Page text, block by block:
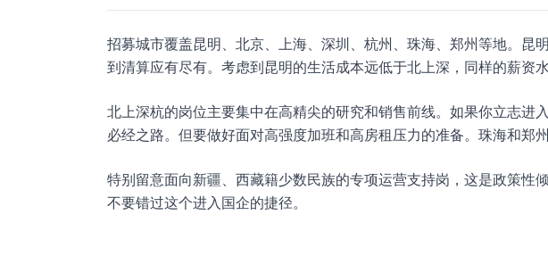
招募城市覆盖昆明、北京、上海、深圳、杭州、珠海、郑州等地。昆
到清算应有尽有。考虑到昆明的生活成本远低于北上深，同样的薪资
北上深杭的岗位主要集中在高精尖的研究和销售前线。如果你立志进
必经之路。但要做好面对高强度加班和高房租压力的准备。珠海和郑
特别留意面向新疆、西藏籍少数民族的专项运营支持岗，这是政策性
不要错过这个进入国企的捷径。